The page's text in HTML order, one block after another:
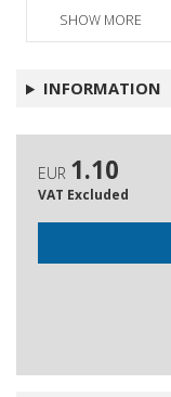
SHOW MORE
INFORMATION
EUR 1.10
VAT Excluded